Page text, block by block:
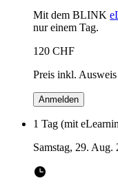
Mit dem BLINK
nur einem Tag.
120 CHF
Preis inkl. Ausweis
Anmelden
1 Tag (mit
Samstag, 29. Aug.